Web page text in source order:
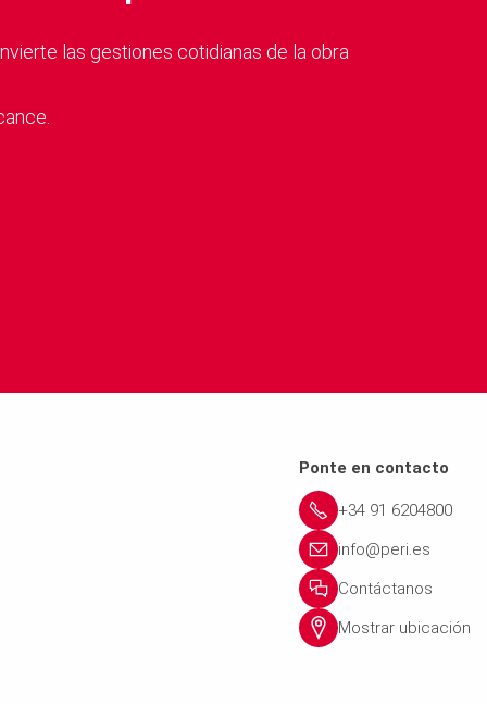
las gestiones cotidianas de la obra
Ponte en contacto
+34 91 6204800
info@peri.es
Contáctanos
Mostrar ubicación